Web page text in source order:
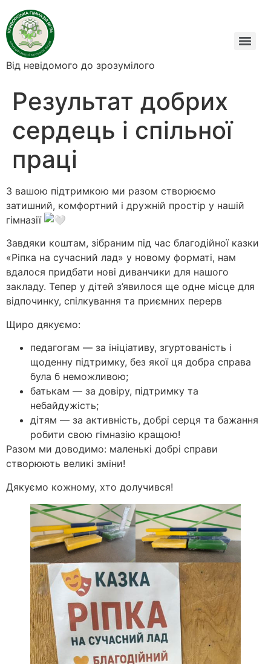
Від невідомого до зрозумілого
Результат добрих
сердець і спільної
праці
З вашою підтримкою ми разом створюємо
затишний, комфортний і дружній простір у нашій
гімназії
Завдяки коштам, зібраним під час благодійної казки
«Ріпка на сучасний лад» у новому форматі, нам
вдалося придбати нові диванчики для нашого
закладу. Тепер у дітей з’явилося ще одне місце для
відпочинку, спілкування та приємних перерв
Щиро дякуємо:
педагогам — за ініціативу, згуртованість і
щоденну підтримку, без якої ця добра справа
була б неможливою;
батькам — за довіру, підтримку та
небайдужість;
дітям — за активність, добрі серця та бажання
робити свою гімназію кращою!
Разом ми доводимо: маленькі добрі справи
створюють великі зміни!
Дякуємо кожному, хто долучився!